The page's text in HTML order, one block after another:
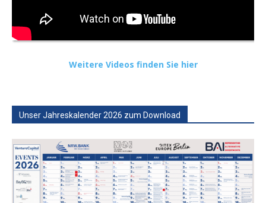
Weitere Videos finden Sie hier
Unser Jahreskalender 2026 zum Download